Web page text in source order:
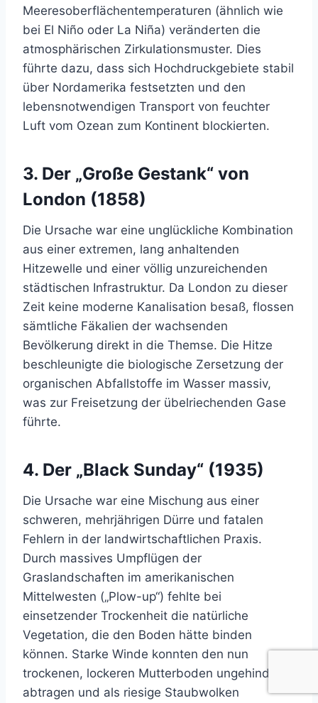
Meeresoberflächentemperaturen (ähnlich wie
bei El Niño oder La Niña) veränderten die
atmosphärischen Zirkulationsmuster. Dies
führte dazu, dass sich Hochdruckgebiete stabil
über Nordamerika festsetzten und den
lebensnotwendigen Transport von feuchter
Luft vom Ozean zum Kontinent blockierten.
3. Der „Große Gestank“ von
London (1858)
Die Ursache war eine unglückliche Kombination
aus einer extremen, lang anhaltenden
Hitzewelle und einer völlig unzureichenden
städtischen Infrastruktur. Da London zu dieser
Zeit keine moderne Kanalisation besaß, flossen
sämtliche Fäkalien der wachsenden
Bevölkerung direkt in die Themse. Die Hitze
beschleunigte die biologische Zersetzung der
organischen Abfallstoffe im Wasser massiv,
was zur Freisetzung der übelriechenden Gase
führte.
4. Der „Black Sunday“ (1935)
Die Ursache war eine Mischung aus einer
schweren, mehrjährigen Dürre und fatalen
Fehlern in der landwirtschaftlichen Praxis.
Durch massives Umpflügen der
Graslandschaften im amerikanischen
Mittelwesten („Plow-up“) fehlte bei
einsetzender Trockenheit die natürliche
Vegetation, die den Boden hätte binden
können. Starke Winde konnten den nun
trockenen, lockeren Mutterboden ungehindert
abtragen und als riesige Staubwolken